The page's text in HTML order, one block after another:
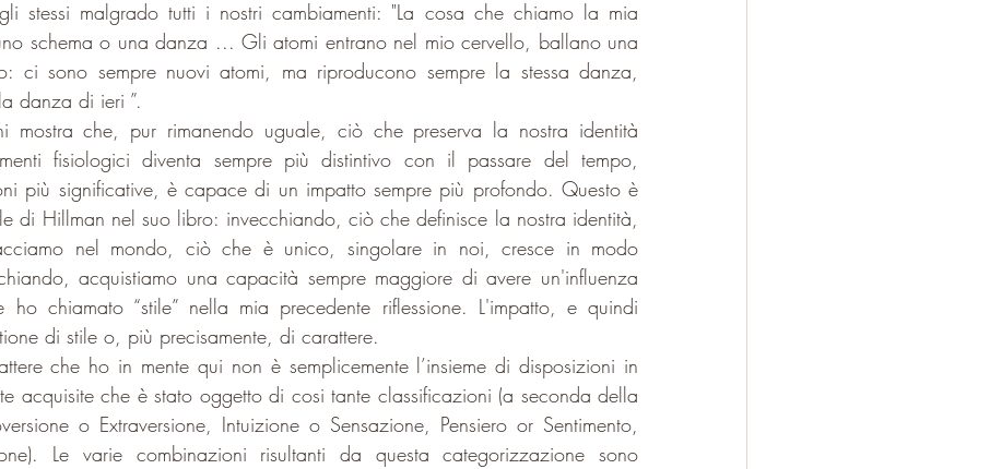
stessi malgrado tutti i nostri cambiamenti: "La cosa che chiamo la mia
schema o una danza ... Gli atomi entrano nel mio cervello, ballano una
ci sono sempre nuovi atomi, ma riproducono sempre la stessa danza,
danza di ieri ”.
mostra che, pur rimanendo uguale, ciò che preserva la nostra identità
fisiologici diventa sempre più distintivo con il passare del tempo,
più significative, è capace di un impatto sempre più profondo. Questo è
di Hillman nel suo libro: invecchiando, ciò che definisce la nostra identità,
nel mondo, ciò che è unico, singolare in noi, cresce in modo
acquistiamo una capacità sempre maggiore di avere un'influenza
chiamato “stile” nella mia precedente riflessione. L'impatto, e quindi
di stile o, più precisamente, di carattere.
che ho in mente qui non è semplicemente l’insieme di disposizioni in
acquisite che è stato oggetto di cosi tante classificazioni (a seconda della
o Extraversione, Intuizione o Sensazione, Pensiero or Sentimento,
. Le varie combinazioni risultanti da questa categorizzazione sono